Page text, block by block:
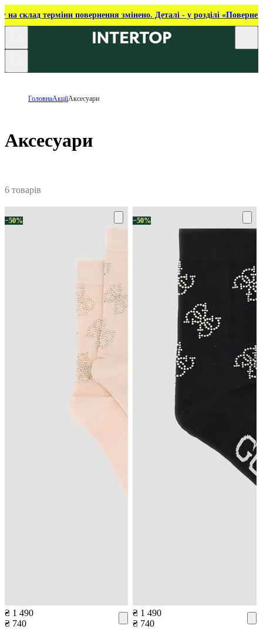
на склад терміни повернення змінено. Деталі - у розділі
ГоловнаАкціїАксесуари
Аксесуари
6 товарів
−50%
₴ 1 490
₴ 740
−50%
₴ 1 490
₴ 740